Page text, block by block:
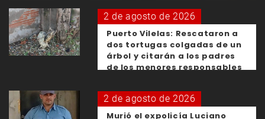
2 de agosto de 2026
Puerto Vilelas: Rescataron a
dos tortugas colgadas de un
árbol y citarán a los padres
de los menores responsables
2 de agosto de 2026
Murió el expolicía Luciano